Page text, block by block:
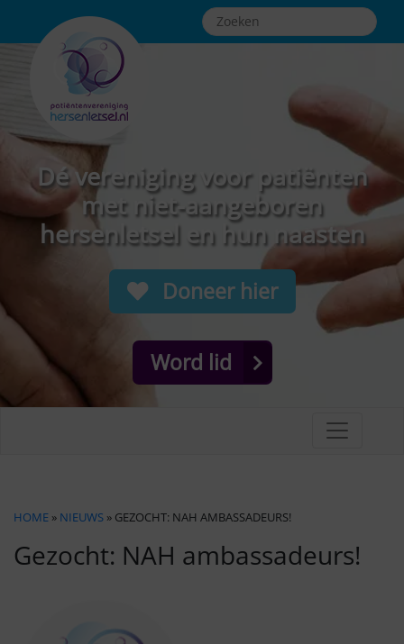
Dé vereniging voor patiënten
met niet-aangeboren
hersenletsel en hun naasten
Doneer hier
Word lid
HOME » NIEUWS » GEZOCHT: NAH AMBASSADEURS!
Gezocht: NAH ambassadeurs!